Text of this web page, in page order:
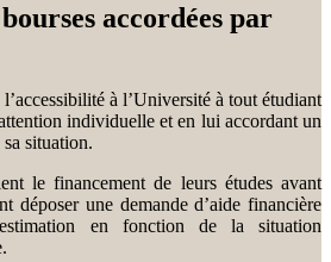
accordées par
à l’Université à tout étudiant
individuelle et en lui accordant un
situation.
le financement de leurs études avant
déposer une demande d’aide financière
en fonction de la situation